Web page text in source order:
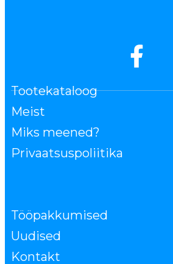
Tootekataloog
Meist
Miks meened?
Privaatsuspoliitika
Tööpakkumised
Uudised
Kontakt